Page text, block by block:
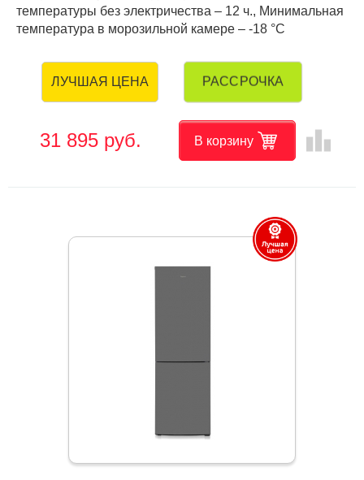
температуры без электричества – 12 ч., Минимальная
температура в морозильной камере – -18 °C
ЛУЧШАЯ ЦЕНА РАССРОЧКА
31 895 руб. В корзину leaderboard